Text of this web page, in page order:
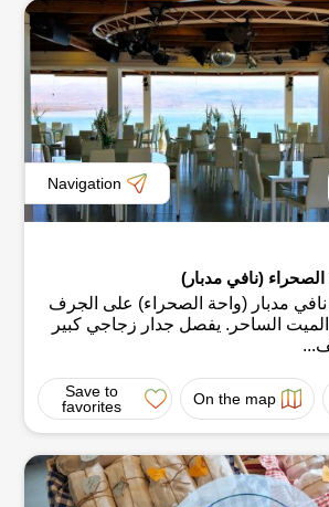
Navigation
(نافي مدبار)
مدبار (واحة الصحراء) على الجرف
الساحر. يفصل جدار زجاجي كبير
On the map
Save to
favorites